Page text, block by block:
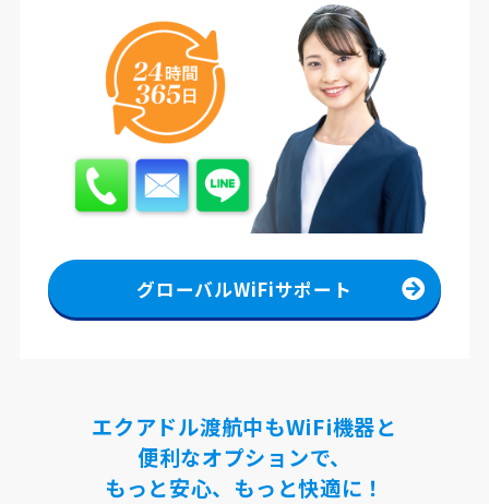
グローバルWiFiサポート
エクアドル渡航中もWiFi機器と
便利なオプションで、
もっと安心、もっと快適に！